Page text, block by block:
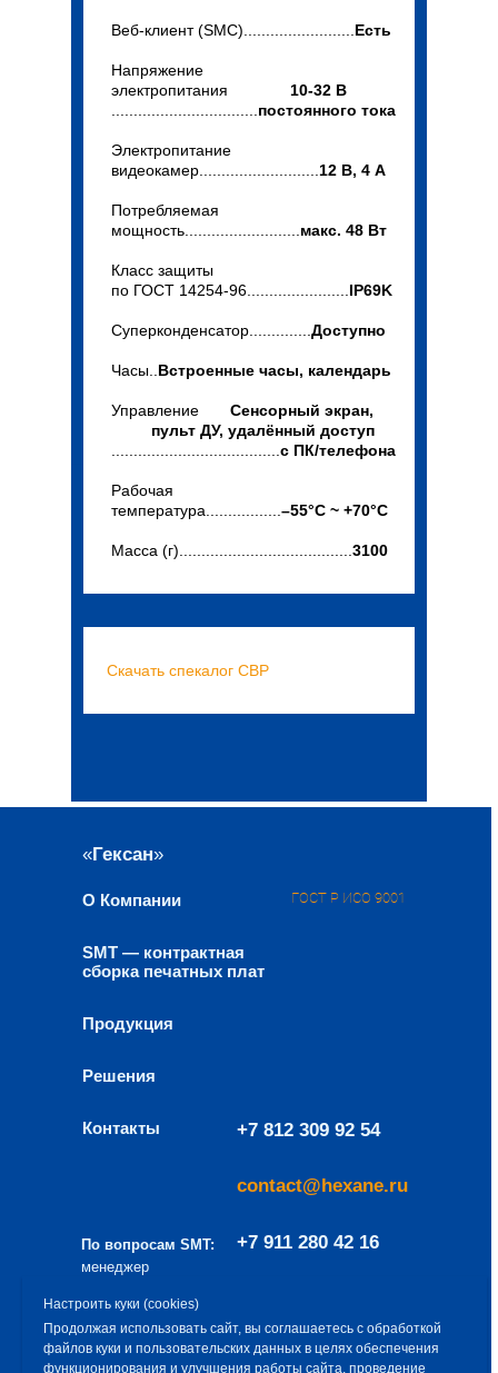
Bеб-клиент (SMC)......................... Есть
Напряжение
электропитания 10-32 В
постоянного тока
Электропитание
видеокамер........................... 12 В, 4 A
Потребляемая
мощность.......................... макс. 48 Вт
Класс защиты
по ГОСТ 14254-96....................... IP69K
Суперконденсатор.............. Доступно
Часы.. Встроенные часы, календарь
Управление Сенсорный экран,
пульт ДУ, удалённый доступ
с ПК/телефона
Рабочая
температура................. –55°C ~ +70°C
Масса (г)....................................... 3100
Скачать cпекалог СВР
Настроить куки (cookies)
Продолжая использовать сайт, вы соглашаетесь с обработкой
файлов куки и пользовательских данных в целях обеспечения
функционирования и улучшения работы сайта, проведение
«Гексан»
Решения
Продукция
SMT — контрактная
сборка печатных плат
О Компании ГОСТ Р ИСО 9001
Эксклюзивный дистрибьютор продукции
Контакты +7 812 309 92 54
contact@hexane.ru
менеджер
– Алексей Баев
По вопросам SMT: +7 911 280 42 16